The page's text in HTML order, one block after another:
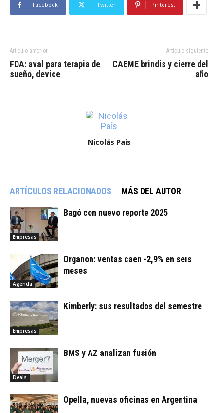
Facebook Twitter Pinterest
Artículo anterior
FDA: aval para terapia de
sueño, device
Artículo siguiente
CAEME brindis y cierre del
año
Nicolás País
ARTÍCULOS RELACIONADOS MÁS DEL AUTOR
Empresas
Bagó con nuevo reporte 2025
Agenda
Organon: ventas caen -2,9% en seis
meses
Empresas
Kimberly: sus resultados del semestre
Deals
BMS y AZ analizan fusión
Opella, nuevas oficinas en Argentina